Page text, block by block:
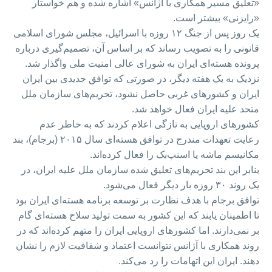
«تعلیق مسیر همکاری با آژانس» اشاره شده و هم خواستار
«رایزنی» بیشتر است.
یک روز پس از جنگ ۱۲ روزه با اسرائیل، مجلس شورای اسلامی
قانونی را به تصویب رساند که بر اساس آن، تصمیم‌گیری درباره
پرونده هسته‌ای ایران به شورای عالی امنیت ملی واگذار شد.
نزدیک به یک هفته دیگر، در صورتی که توافق جدیدی بین ایران
ایران و کشورهای غربی حاصل نشود، تحریم‌های سازمان ملل
متحد علیه ایران فعال خواهد شد.
کشورهای اروپایی به تازگی اعلام کردند که به خاطر عدم
رعایت تعهدات مندرج در توافق هسته‌ای سال ۲۰۱۵ (برجام)، بند
مکانیسم ماشه یا اسنپ‌بک را فعال کرده‌اند.
بنابر این بند تحریم‌های تعلیق شده سازمان ملل علیه ایران، در
یک روند ۳۰ روزه بار دیگر فعال می‌شود.
توافق برجام با هدف نظارت بر توسعه برنامه هسته‌ای ایران بود
تا اطمینان یابند که این کشور به سمت تولید سلاح هسته‌ای گام
بر نمی‌دارند. اما کشورهای اروپایی ایران را متهم کرده‌اند که در
روند همکاری با آژانس نتوانست اعتماد و شفافیت لازم را نشان
دهند. ایران این اتهامات را رد می‌کند.